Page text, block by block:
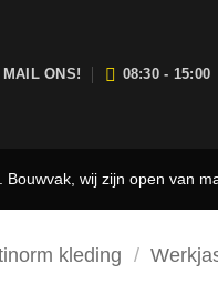
MAIL ONS! 08:30 - 15:00
wij zijn open van
kleding /